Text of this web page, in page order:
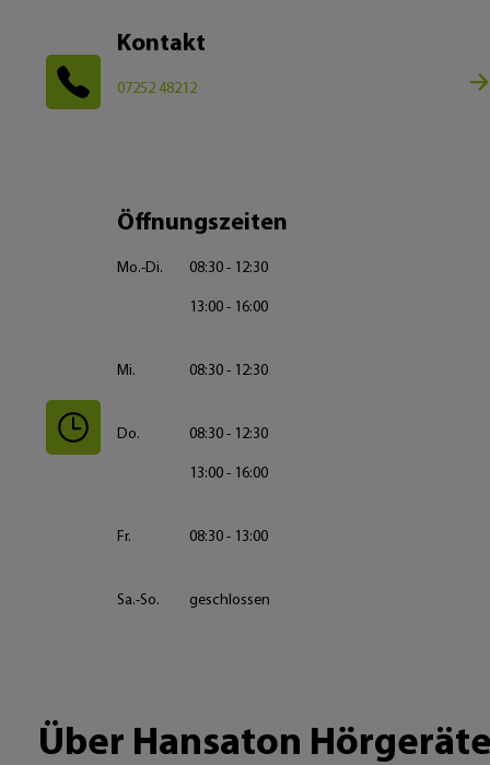
Kontakt
07252 48212
Öffnungszeiten
Mo.-Di. 08:30 - 12:30
13:00 - 16:00
Mi. 08:30 - 12:30
Do. 08:30 - 12:30
13:00 - 16:00
Fr. 08:30 - 13:00
Sa.-So. geschlossen
Über Hansaton